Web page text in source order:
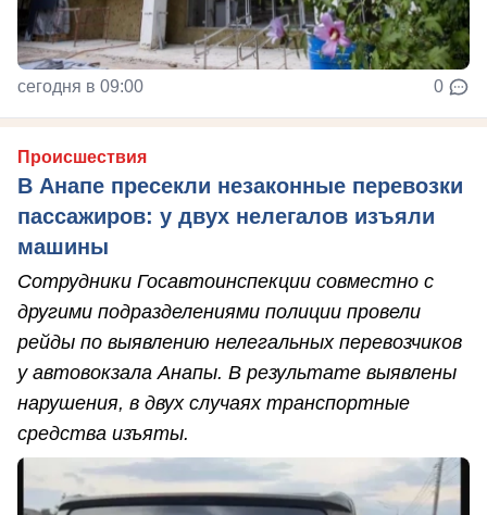
сегодня в 09:00 0
Происшествия
В Анапе пресекли незаконные перевозки
пассажиров: у двух нелегалов изъяли
машины
Сотрудники Госавтоинспекции совместно с
другими подразделениями полиции провели
рейды по выявлению нелегальных перевозчиков
у автовокзала Анапы. В результате выявлены
нарушения, в двух случаях транспортные
средства изъяты.